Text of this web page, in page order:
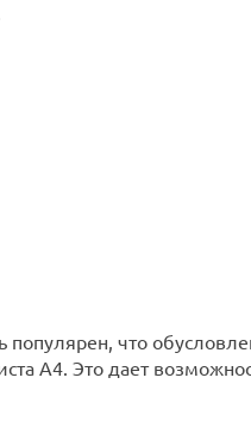
что
А4. Это дает